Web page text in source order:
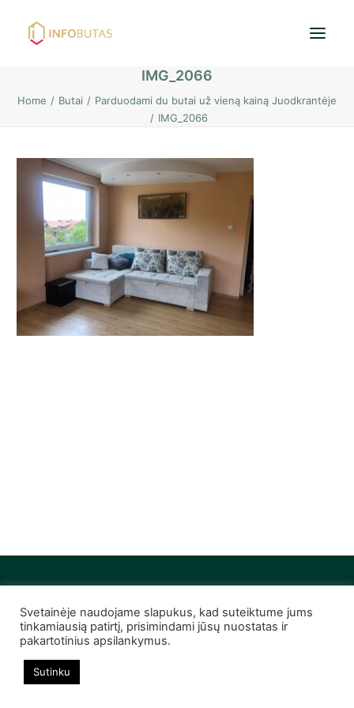
Pradžia
Namai / Kotedžai
Žemės sklypai
Nuoma
PASKOLOS
IMG_2066
Home Butai
Parduodami du butai už vieną kainą Juodkrantėje
IMG_2066
© 2022 Infobutas. Visos teisės saugomos
Svetainėje naudojame slapukus, kad suteiktume jums
tinkamiausią patirtį, prisimindami jūsų nuostatas ir
pakartotinius apsilankymus.
Sutinku